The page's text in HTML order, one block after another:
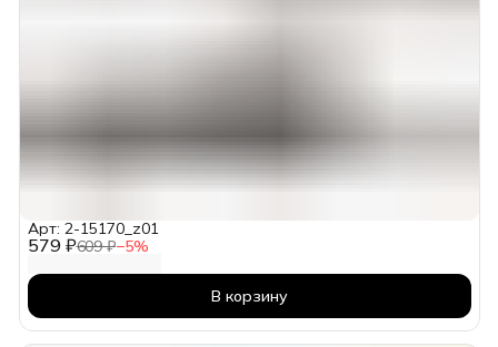
579 ₽609 ₽−5%
Арт: 2-15170_z01
В корзину